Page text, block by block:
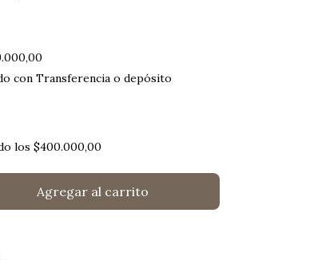
con Transferencia o depósito
los$400.000,00